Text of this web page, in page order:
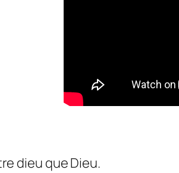
dieu que Dieu.